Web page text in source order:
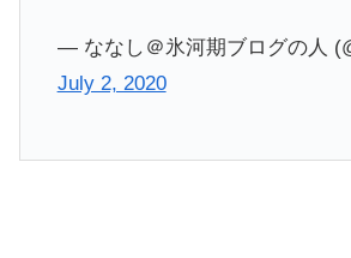
— ななし＠氷河期ブログの人
July 2, 2020